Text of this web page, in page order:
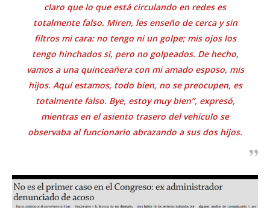
claro que lo que está circulando en redes es
totalmente falso. Miren, les enseño de cerca y sin
filtros mi cara: no tengo ni un golpe; mis ojos los
tengo hinchados si, pero no golpeados. De hecho,
vamos a una quinceañera con mi amado esposo, mis
hijos. Aquí estamos, todo bien, no se preocupen, es
totalmente falso. Bye, estoy muy bien”, expresó,
mientras en el asiento trasero del vehículo se
observaba al funcionario abrazando a sus dos hijos.